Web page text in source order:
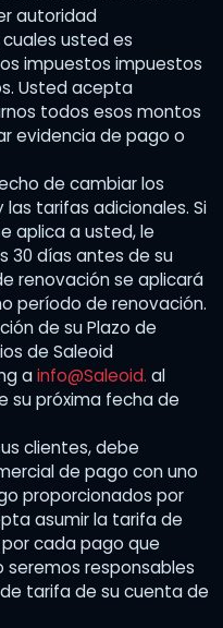
autoridad
usted es
impuestos impuestos
Usted acepta
todos esos montos
evidencia de pago o
de cambiar los
tarifas adicionales. Si
aplica a usted, le
30 días antes de su
renovación se aplicará
período de renovación.
de su Plazo de
de Saleoid
ainfo@Saleoid. al
su próxima fecha de
clientes, debe
de pago con uno
proporcionados por
asumir la tarifa de
cada pago que
seremos responsables
tarifa de su cuenta de